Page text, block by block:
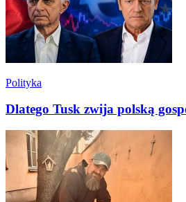
Polityka
Dlatego Tusk zwija polską